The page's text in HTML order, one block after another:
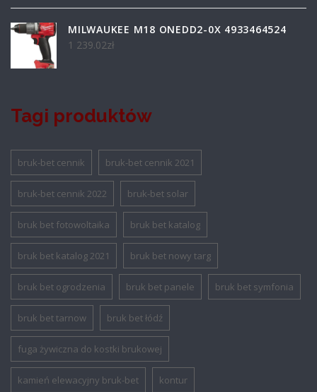
MILWAUKEE M18 ONEDD2-0X 4933464524
1 239.02zł
Tagi produktów
bruk-bet cennik bruk-bet cennik 2021
bruk-bet cennik 2022 bruk-bet solar
bruk bet fotowoltaika bruk bet katalog
bruk bet katalog 2021 bruk bet nowy targ
bruk bet ogrodzenia bruk bet panele bruk bet symfonia
bruk bet tarnow bruk bet łódź
fuga żywiczna do kostki brukowej
kamień elewacyjny bruk-bet kontur